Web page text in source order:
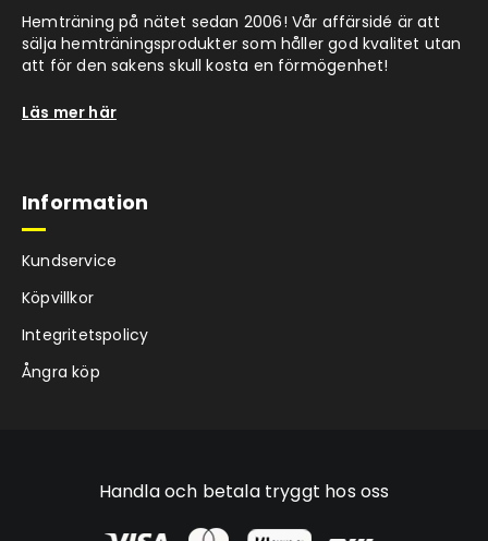
Hemträning på nätet sedan 2006! Vår affärsidé är att
sälja hemträningsprodukter som håller god kvalitet utan
att för den sakens skull kosta en förmögenhet!
Läs mer här
Information
Kundservice
Köpvillkor
Integritetspolicy
Ångra köp
Handla och betala tryggt hos oss